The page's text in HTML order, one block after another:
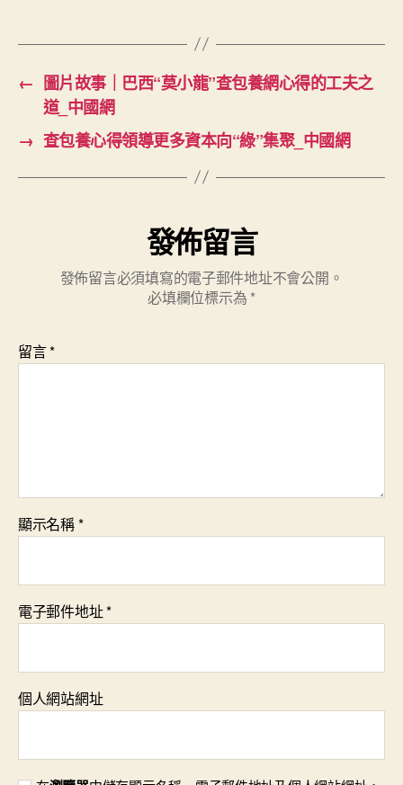
← 圖片故事｜巴西“莫小龍”查包養網心得的工夫之
道_中國網
→ 查包養心得領導更多資本向“綠”集聚_中國網
發佈留言
發佈留言必須填寫的電子郵件地址不會公開。
必填欄位標示為 *
留言*
顯示名稱*
電子郵件地址*
個人網站網址